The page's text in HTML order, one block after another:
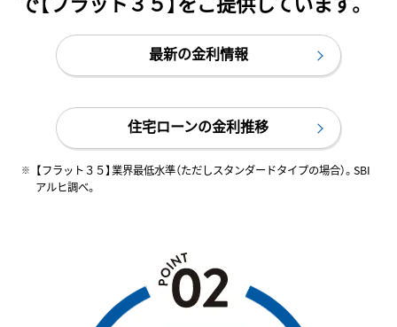
最新の金利情報
住宅ローンの金利推移
【フラット３５】業界最低水準（ただしスタンダードタイプの場合）。SBI
アルヒ調べ。